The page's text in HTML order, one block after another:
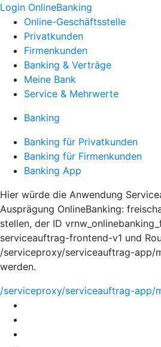
Login OnlineBanking
Online-Geschäftsstelle
Privatkunden
Firmenkunden
Banking & Verträge
Meine Bank
Service & Mehrwerte
Banking
Banking für Privatkunden
Banking für Firmenkunden
Banking App
Hier würde die Anwendung
Ausprägung OnlineBanking:
stellen, der ID
serviceauftrag-frontend-v1 und
/serviceproxy/serviceauftrag-app/
werden.
/serviceproxy/serviceauftrag-app/